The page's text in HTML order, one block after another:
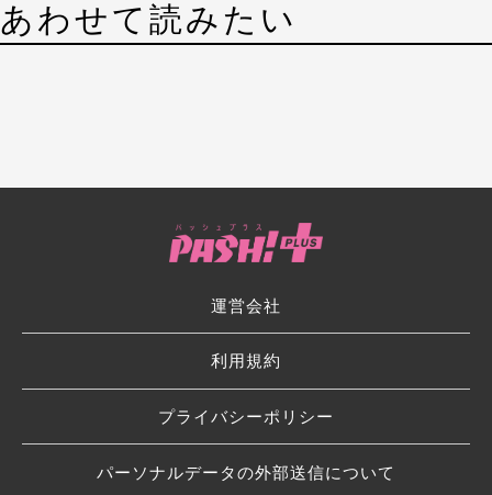
あわせて読みたい
運営会社
利用規約
プライバシーポリシー
パーソナルデータの外部送信について